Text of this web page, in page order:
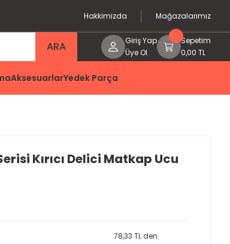
Hakkimizda Mağazalarımız
ARA
Giriş Yap
Üye Ol
Sepetim
0,00 TL
AksesuarlarYedek Parça
Kırıcı Delici Matkap Ucu
78,33 TL den